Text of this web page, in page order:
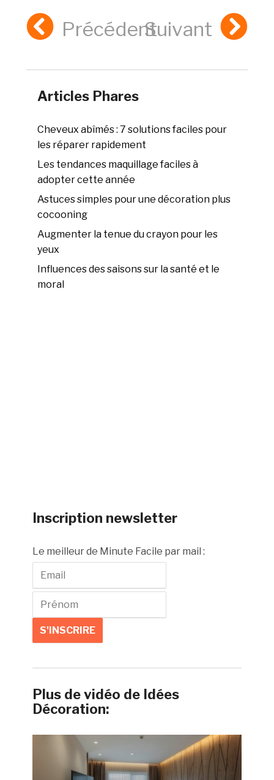
PrécédentSuivant
Articles Phares
Cheveux abîmés : 7 solutions faciles pour
les réparer rapidement
Les tendances maquillage faciles à
adopter cette année
Astuces simples pour une décoration plus
cocooning
Augmenter la tenue du crayon pour les
yeux
Influences des saisons sur la santé et le
moral
Inscription newsletter
Le meilleur de Minute Facile par mail :
Plus de vidéo de Idées
Décoration: